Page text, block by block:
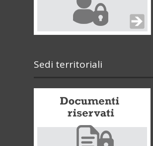
Sedi territoriali